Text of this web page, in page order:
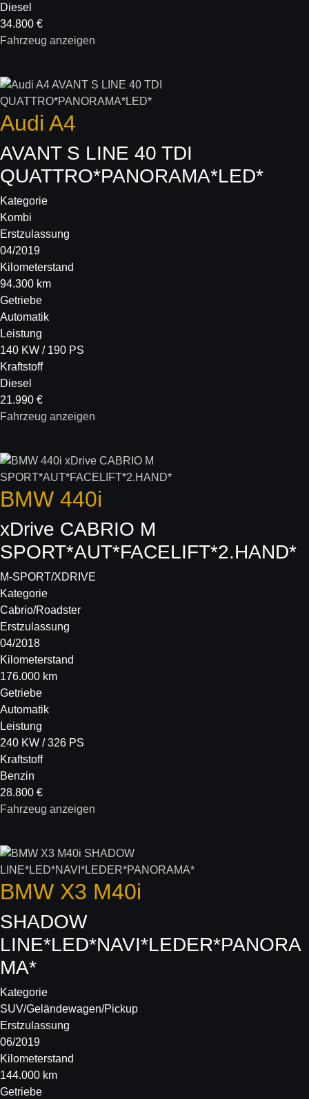
Diesel
34.800 €
Fahrzeug anzeigen
Audi A4
AVANT S LINE 40 TDI
QUATTRO*PANORAMA*LED*
Kategorie
Kombi
Erstzulassung
04/2019
Kilometerstand
94.300 km
Getriebe
Automatik
Leistung
140 KW / 190 PS
Kraftstoff
Diesel
21.990 €
Fahrzeug anzeigen
BMW 440i
xDrive CABRIO M
SPORT*AUT*FACELIFT*2.HAND*
M-SPORT/XDRIVE
Kategorie
Cabrio/Roadster
Erstzulassung
04/2018
Kilometerstand
176.000 km
Getriebe
Automatik
Leistung
240 KW / 326 PS
Kraftstoff
Benzin
28.800 €
Fahrzeug anzeigen
BMW X3 M40i
SHADOW
LINE*LED*NAVI*LEDER*PANORA
MA*
Kategorie
SUV/Geländewagen/Pickup
Erstzulassung
06/2019
Kilometerstand
144.000 km
Getriebe